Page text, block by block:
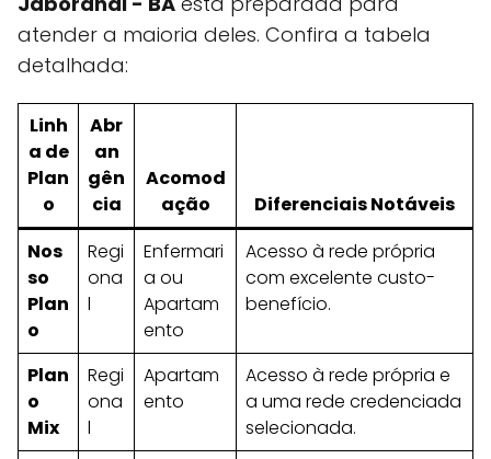
atender a maioria deles. Confira a tabela
detalhada:
Linh
a de
Plan
o
Abr
an
gên
cia
Acomod
ação
Diferenciais Notáveis
Nos
so
Plan
o
Regi
ona
l
Enfermari
a ou
Apartam
ento
Acesso à rede própria
com excelente custo-
benefício.
Plan
o
Mix
Regi
ona
l
Apartam
ento
Acesso à rede própria e
a uma rede credenciada
selecionada.